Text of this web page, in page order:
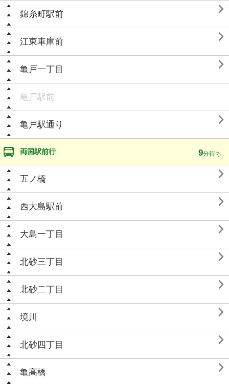
錦糸町駅前 
江東車庫前 
亀戸一丁目 
亀戸駅前
亀戸駅通り 
両国駅前行 9分待ち
五ノ橋 
西大島駅前 
大島一丁目 
北砂三丁目 
北砂二丁目 
境川 
北砂四丁目 
亀高橋 